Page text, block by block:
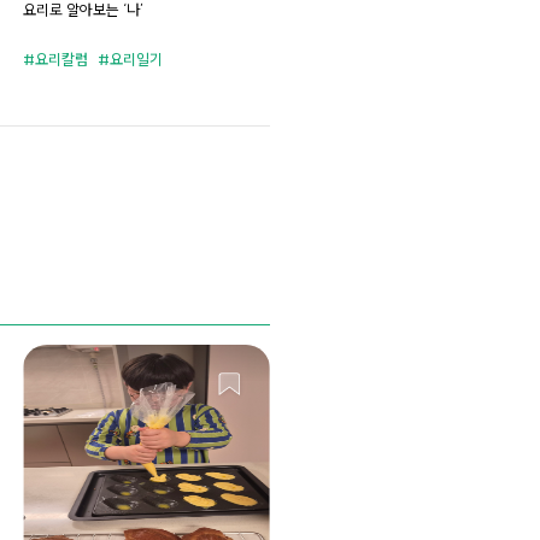
요리로 알아보는 ‘나’
요리칼럼 요리일기